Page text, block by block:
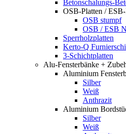
Betonschalungs-
OSB-Platten /
OSB stumpf
OSB / ESB
Sperrholzplatten
Kerto-Q
3-Schichtplatten
Alu-Fensterbänke +
Aluminium
Silber
Weiß
Anthrazit
Aluminium
Silber
Weiß